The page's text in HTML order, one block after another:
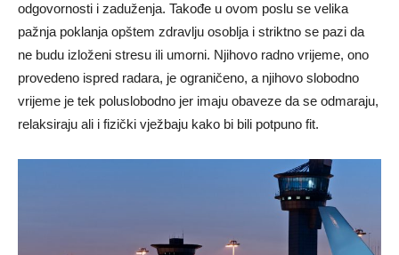
odgovornosti i zaduženja. Takođe u ovom poslu se velika
pažnja poklanja opštem zdravlju osoblja i striktno se pazi da
ne budu izloženi stresu ili umorni. Njihovo radno vrijeme, ono
provedeno ispred radara, je ograničeno, a njihovo slobodno
vrijeme je tek poluslobodno jer imaju obaveze da se odmaraju,
relaksiraju ali i fizički vježbaju kako bi bili potpuno fit.